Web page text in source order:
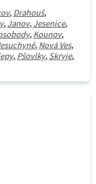
, Drahouš,
, Janov, Jesenice,
, Kounov,
, Nová Ves,
, Pšovlky, Skryje,